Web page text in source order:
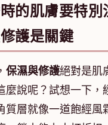
的肌膚要特別
護是關鍵
保濕與修護絕對是肌
麼說呢？試想一下，
質層就像一道飽經風